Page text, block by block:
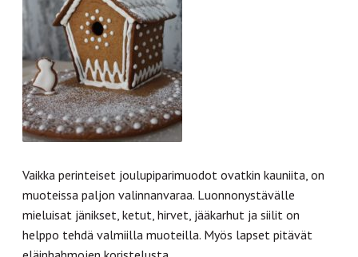
Vaikka perinteiset joulupiparimuodot ovatkin kauniita, on
muoteissa paljon valinnanvaraa. Luonnonystävälle
mieluisat jänikset, ketut, hirvet, jääkarhut ja siilit on
helppo tehdä valmiilla muoteilla. Myös lapset pitävät